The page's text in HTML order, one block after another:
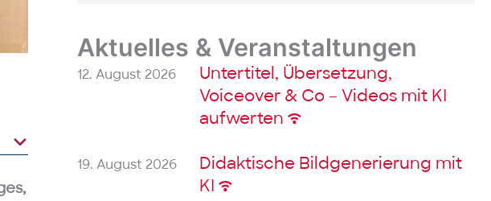
Aktuelles & Veranstaltungen
12. August 2026
Untertitel, Übersetzung,
Voiceover & Co – Videos mit KI
aufwerten
19. August 2026
Didaktische Bildgenerierung mit
KI